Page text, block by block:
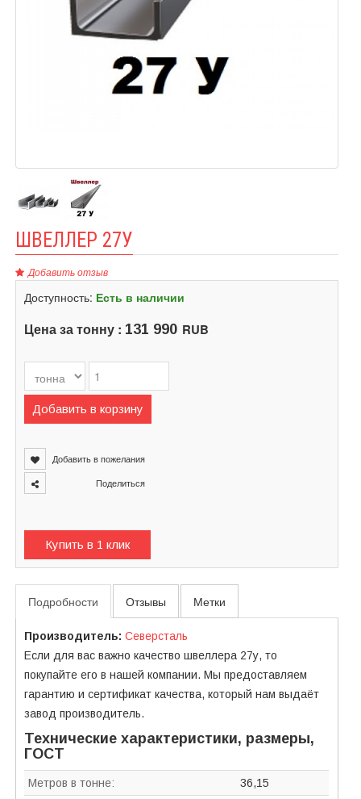
ШВЕЛЛЕР 27У
Добавить отзыв
Доступность: Есть в наличии
Цена за тонну : 131 990 RUB
Добавить в корзину
Добавить в пожелания
Поделиться
Купить в 1 клик
Подробности Отзывы Метки
Производитель: Северсталь
Если для вас важно качество швеллера 27у, то
покупайте его в нашей компании. Мы предоставляем
гарантию и сертификат качества, который нам выдаёт
завод производитель.
Технические характеристики, размеры,
ГОСТ
Метров в тонне:
36,15